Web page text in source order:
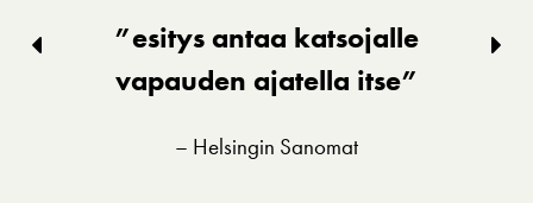
”esitys antaa katsojalle
vapauden ajatella itse”
– Helsingin Sanomat
Edellinen